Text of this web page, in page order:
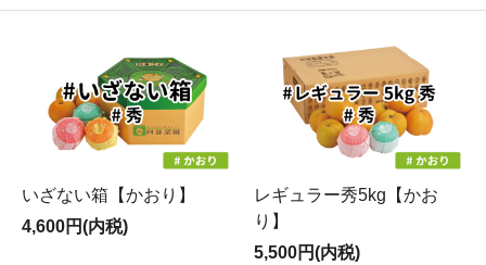
いざない箱【かおり】
4,600円(内税)
レギュラー秀5kg【かお
り】
5,500円(内税)